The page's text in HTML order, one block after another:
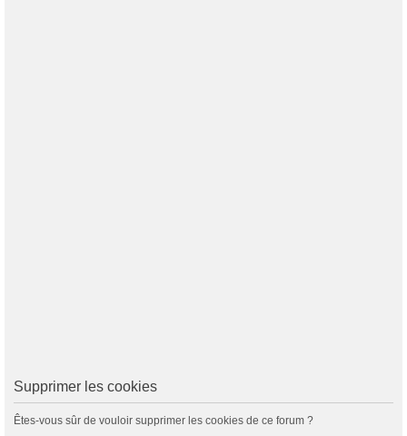
Supprimer les cookies
Êtes-vous sûr de vouloir supprimer les cookies de ce forum ?